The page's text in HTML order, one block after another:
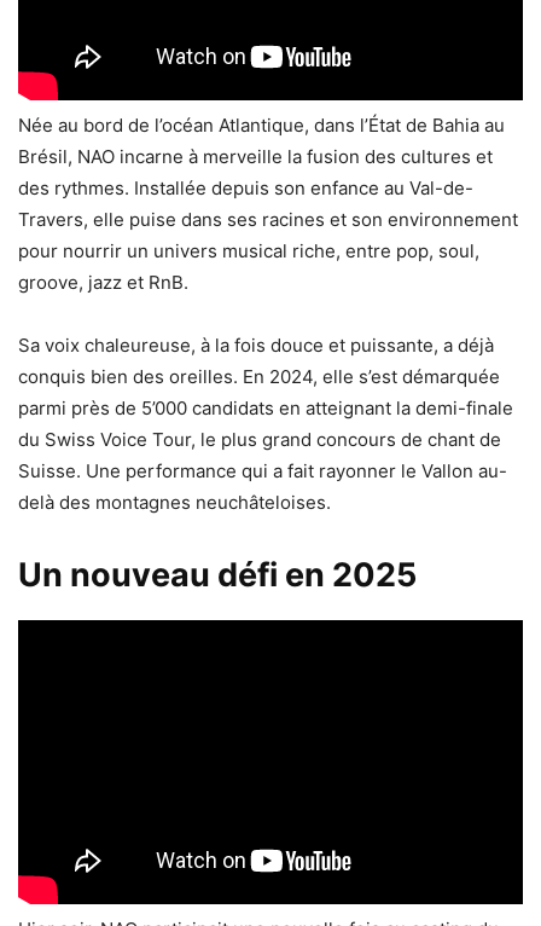
Née au bord de l’océan Atlantique, dans l’État de Bahia au
Brésil, NAO incarne à merveille la fusion des cultures et
des rythmes. Installée depuis son enfance au Val-de-
Travers, elle puise dans ses racines et son environnement
pour nourrir un univers musical riche, entre pop, soul,
groove, jazz et RnB.
Sa voix chaleureuse, à la fois douce et puissante, a déjà
conquis bien des oreilles. En 2024, elle s’est démarquée
parmi près de 5’000 candidats en atteignant la demi-finale
du Swiss Voice Tour, le plus grand concours de chant de
Suisse. Une performance qui a fait rayonner le Vallon au-
delà des montagnes neuchâteloises.
Un nouveau défi en 2025